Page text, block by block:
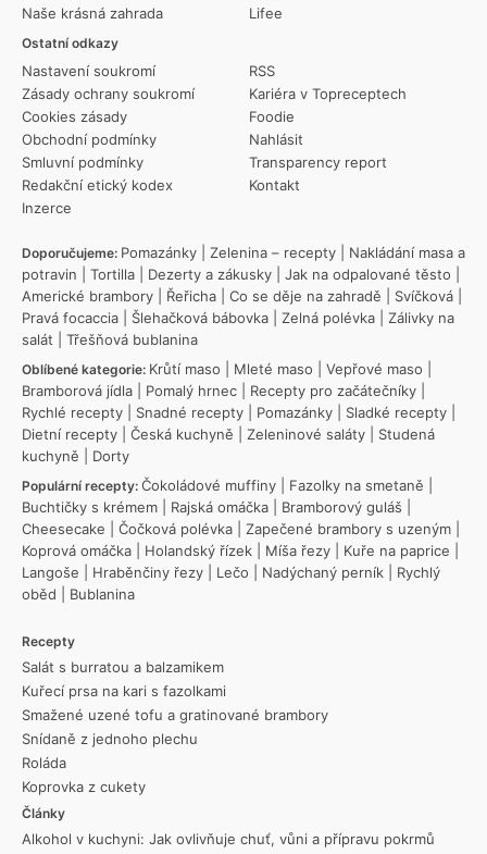
Naše krásná zahrada
Ostatní odkazy
Nastavení soukromí
Zásady ochrany soukromí
Cookies zásady
Obchodní podmínky
Smluvní podmínky
Redakční etický kodex
Inzerce
RSS
Kariéra v Topreceptech
Foodie
Nahlásit
Transparency report
Kontakt
Lifee
Doporučujeme: Pomazánky Zelenina – recepty
Nakládání masa a
potravin
Tortilla Dezerty a zákusky Jak na odpalované těsto
Americké brambory
Řeřicha Co se děje na zahradě Svíčková
Pravá focaccia
Šlehačková bábovka Zelná polévka
Zálivky na
salát
Třešňová bublanina
Oblíbené kategorie: Krůtí maso Mleté maso Vepřové maso
Bramborová jídla
Pomalý hrnec Recepty pro začátečníky
Rychlé recepty
Snadné recepty Pomazánky Sladké recepty
Dietní recepty
Česká kuchyně Zeleninové saláty
Studená
kuchyně
Dorty
Populární recepty: Čokoládové muffiny Fazolky na smetaně
Buchtičky s krémem
Rajská omáčka Bramborový guláš
Cheesecake
Čočková polévka Zapečené brambory s uzeným
Koprová omáčka
Holandský řízek Míša řezy Kuře na paprice
Langoše
Hraběnčiny řezy Lečo Nadýchaný perník
Rychlý
oběd
Bublanina
Recepty
Salát s burratou a balzamikem
Kuřecí prsa na kari s fazolkami
Smažené uzené tofu a gratinované brambory
Snídaně z jednoho plechu
Roláda
Koprovka z cukety
Články
Alkohol v kuchyni: Jak ovlivňuje chuť, vůni a přípravu pokrmů